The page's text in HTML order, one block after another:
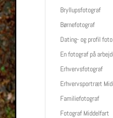
Bryllupsfotograf
Børnefotograf
Dating- og profil foto
En fotograf på
Erhvervsfotograf
Erhvervsportræt
Familiefotograf
Fotograf Middelfart